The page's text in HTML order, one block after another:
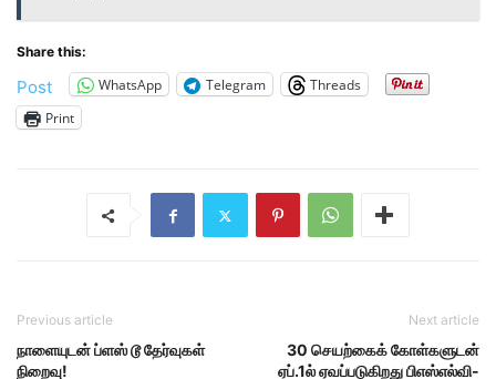
Share this:
Post WhatsApp Telegram
Threads
Print
Previous article
நாளையுடன் ப்ளஸ் டூ தேர்வுகள்
நிறைவு!
Next article
30 செயற்கைக் கோள்களுடன்
ஏப்.1ல் ஏவப்படுகிறது பிஎஸ்எல்வி-